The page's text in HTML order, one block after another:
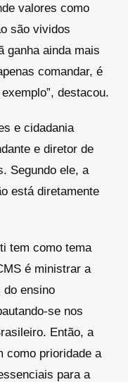
valores como
são vividos
ganha ainda mais
comandar, é
destacou.
e cidadania
e diretor de
Segundo ele, a
está diretamente
tem como tema
é ministrar a
do ensino
se nos
Então, a
como prioridade a
para a